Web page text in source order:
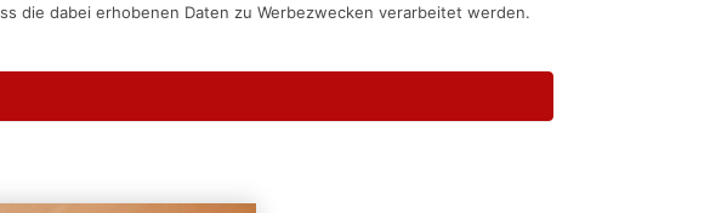
die dabei erhobenen Daten zu Werbezwecken verarbeitet werden.